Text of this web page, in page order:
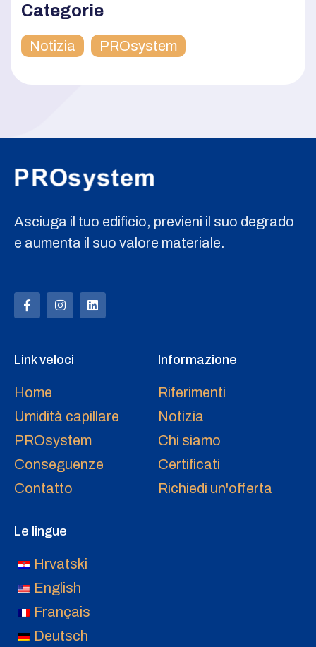
Categorie
Notizia PROsystem
Asciuga il tuo edificio, previeni il suo degrado
e aumenta il suo valore materiale.
Link veloci
Home
Umidità capillare
PROsystem
Conseguenze
Contatto
Informazione
Riferimenti
Notizia
Chi siamo
Certificati
Richiedi un'offerta
Le lingue
Hrvatski
English
Français
Deutsch